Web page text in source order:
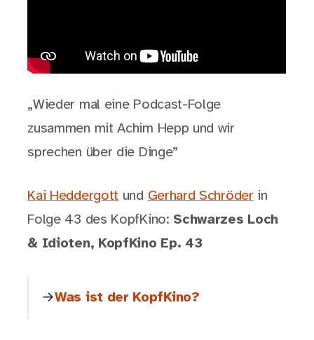
„Wieder mal eine Podcast-Folge
zusammen mit Achim Hepp und wir
sprechen über die Dinge”
Kai Heddergott und Gerhard Schröder in
Folge 43 des KopfKino: Schwarzes Loch
& Idioten, KopfKino Ep. 43
Was ist der KopfKino?